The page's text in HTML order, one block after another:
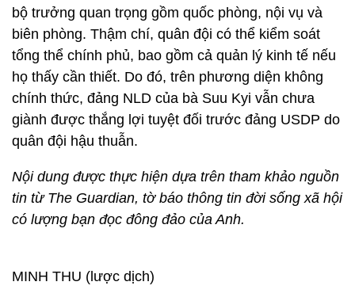
bộ trưởng quan trọng gồm quốc phòng, nội vụ và
biên phòng. Thậm chí, quân đội có thể kiểm soát
tổng thể chính phủ, bao gồm cả quản lý kinh tế nếu
họ thấy cần thiết. Do đó, trên phương diện không
chính thức, đảng NLD của bà Suu Kyi vẫn chưa
giành được thắng lợi tuyệt đối trước đảng USDP do
quân đội hậu thuẫn.
Nội dung được thực hiện dựa trên tham khảo nguồn
tin từ The Guardian, tờ báo thông tin đời sống xã hội
có lượng bạn đọc đông đảo của Anh.
MINH THU (lược dịch)